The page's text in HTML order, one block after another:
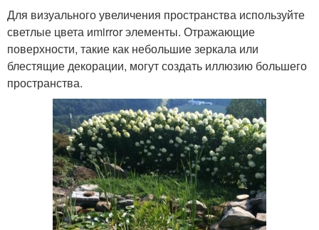
Для визуального увеличения пространства используйте
светлые цвета иmirror элементы. Отражающие
поверхности, такие как небольшие зеркала или
блестящие декорации, могут создать иллюзию большего
пространства.